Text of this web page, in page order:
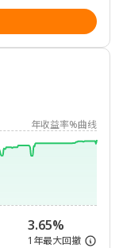
年收益率%曲线
3.65%
1年最大回撤